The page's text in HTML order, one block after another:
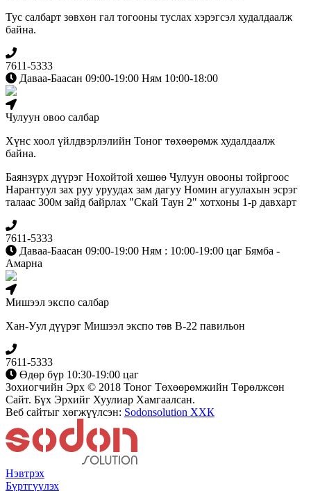
Тус салбарт зөвхөн гал тогооны туслах хэрэгсэл худалдаалж
байна.
7611-5333
Даваа-Баасан 09:00-19:00 Ням 10:00-18:00
Чулуун овоо салбар
Хүнс хоол үйлдвэрлэлийн Тоног төхөөрөмж худалдаалж
байна.
Баянзүрх дүүрэг Нохойтой хөшөө Чулуун овооны тойргоос
Нарантуул зах руу уруудах зам дагуу Номин агуулахын эсрэг
талаас 300м зайд байрлах "Скай Таун 2" хотхоны 1-р давхарт
7611-5333
Даваа-Баасан 09:00-19:00 Ням : 10:00-19:00 цаг Бямба -
Амарна
Мишээл экспо салбар
Хан-Уул дүүрэг Мишээл экспо төв B-22 павильон
7611-5333
Өдөр бүр 10:30-19:00 цаг
Зохиогчийн Эрх © 2018 Тоног Төхөөрөмжийн Төрөлжсөн
Сайт. Бүх Эрхийг Хуулиар Хамгаалсан.
Веб сайтыг хөгжүүлсэн: Sodonsolution ХХК
Нэвтрэх
Бүртгүүлэх